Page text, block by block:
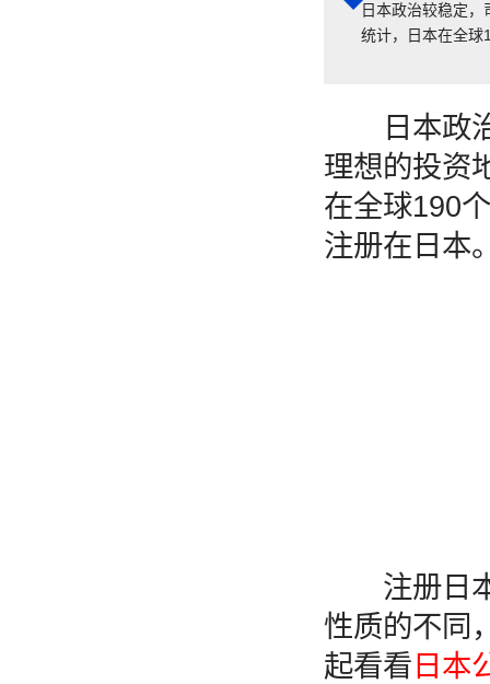
日本政治较稳定
统计，日本在全球
日本政治
理想的投资
在全球190
注册在日本
注册日本
性质的不同
起看看 日本